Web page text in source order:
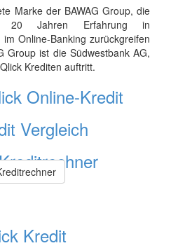
Marke der BAWAG Group, die
Jahren Erfahrung in
Online-Banking zurückgreifen
Group ist die Südwestbank AG,
Krediten auftritt.
Online-Kredit
Vergleich
Kredit